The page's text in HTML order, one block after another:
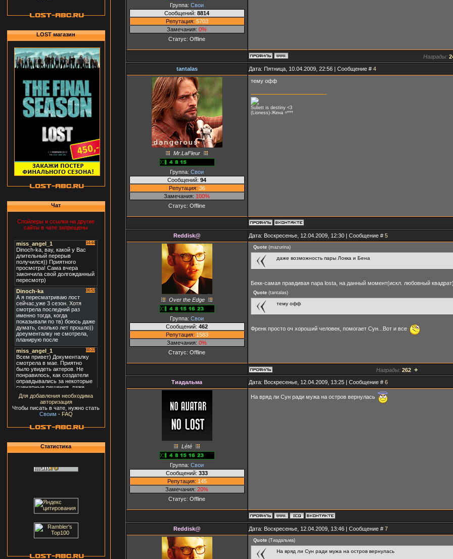
LOST магазин
Чат
Спойлеры и ссылки на другие
сайты в чате запрещены
Для добавления необходима
авторизация
Чтобы писать в чате, нужно стать
Своим - FAQ
Статистика
Группа: Свои
Сообщений: 8814
Репутация: 5703
Замечания: 0%
Статус: Offline
Награды:
tantalas Дата: Пятница, 10.04.2009, 22:56 | Сообщение # 4
Mr.LaFleur
Группа: Свои
Сообщений: 94
Репутация: 36
Замечания: 100%
Статус: Offline
тему офф
Suliett is destiny <3
(Lioness)-Жена =***
Reddisk@ Дата: Воскресенье, 12.04.2009, 12:30 | Сообщение # 5
Over the Edge
Группа: Свои
Сообщений: 462
Репутация: 1583
Замечания: 0%
Статус: Offline
Quote(mazurina)
даже возможность пары Локка и Бена
Бекк-самая правдивая пара lostа, на данный момент(искл. любовный квадрат)
Quote(tantalas)
тему офф
Френк просто оч хороший человек, помогает Сун...Вот и все
Награды: 262 +
Тиадальма Дата: Воскресенье, 12.04.2009, 13:25 | Сообщение # 6
Lété
Группа: Свои
Сообщений: 333
Репутация: 145
Замечания: 20%
Статус: Offline
На вряд ли Сун ради мужа на остров вернулась
Reddisk@ Дата: Воскресенье, 12.04.2009, 13:46 | Сообщение # 7
Quote(Тиадальма)
На вряд ли Сун ради мужа на остров вернулась